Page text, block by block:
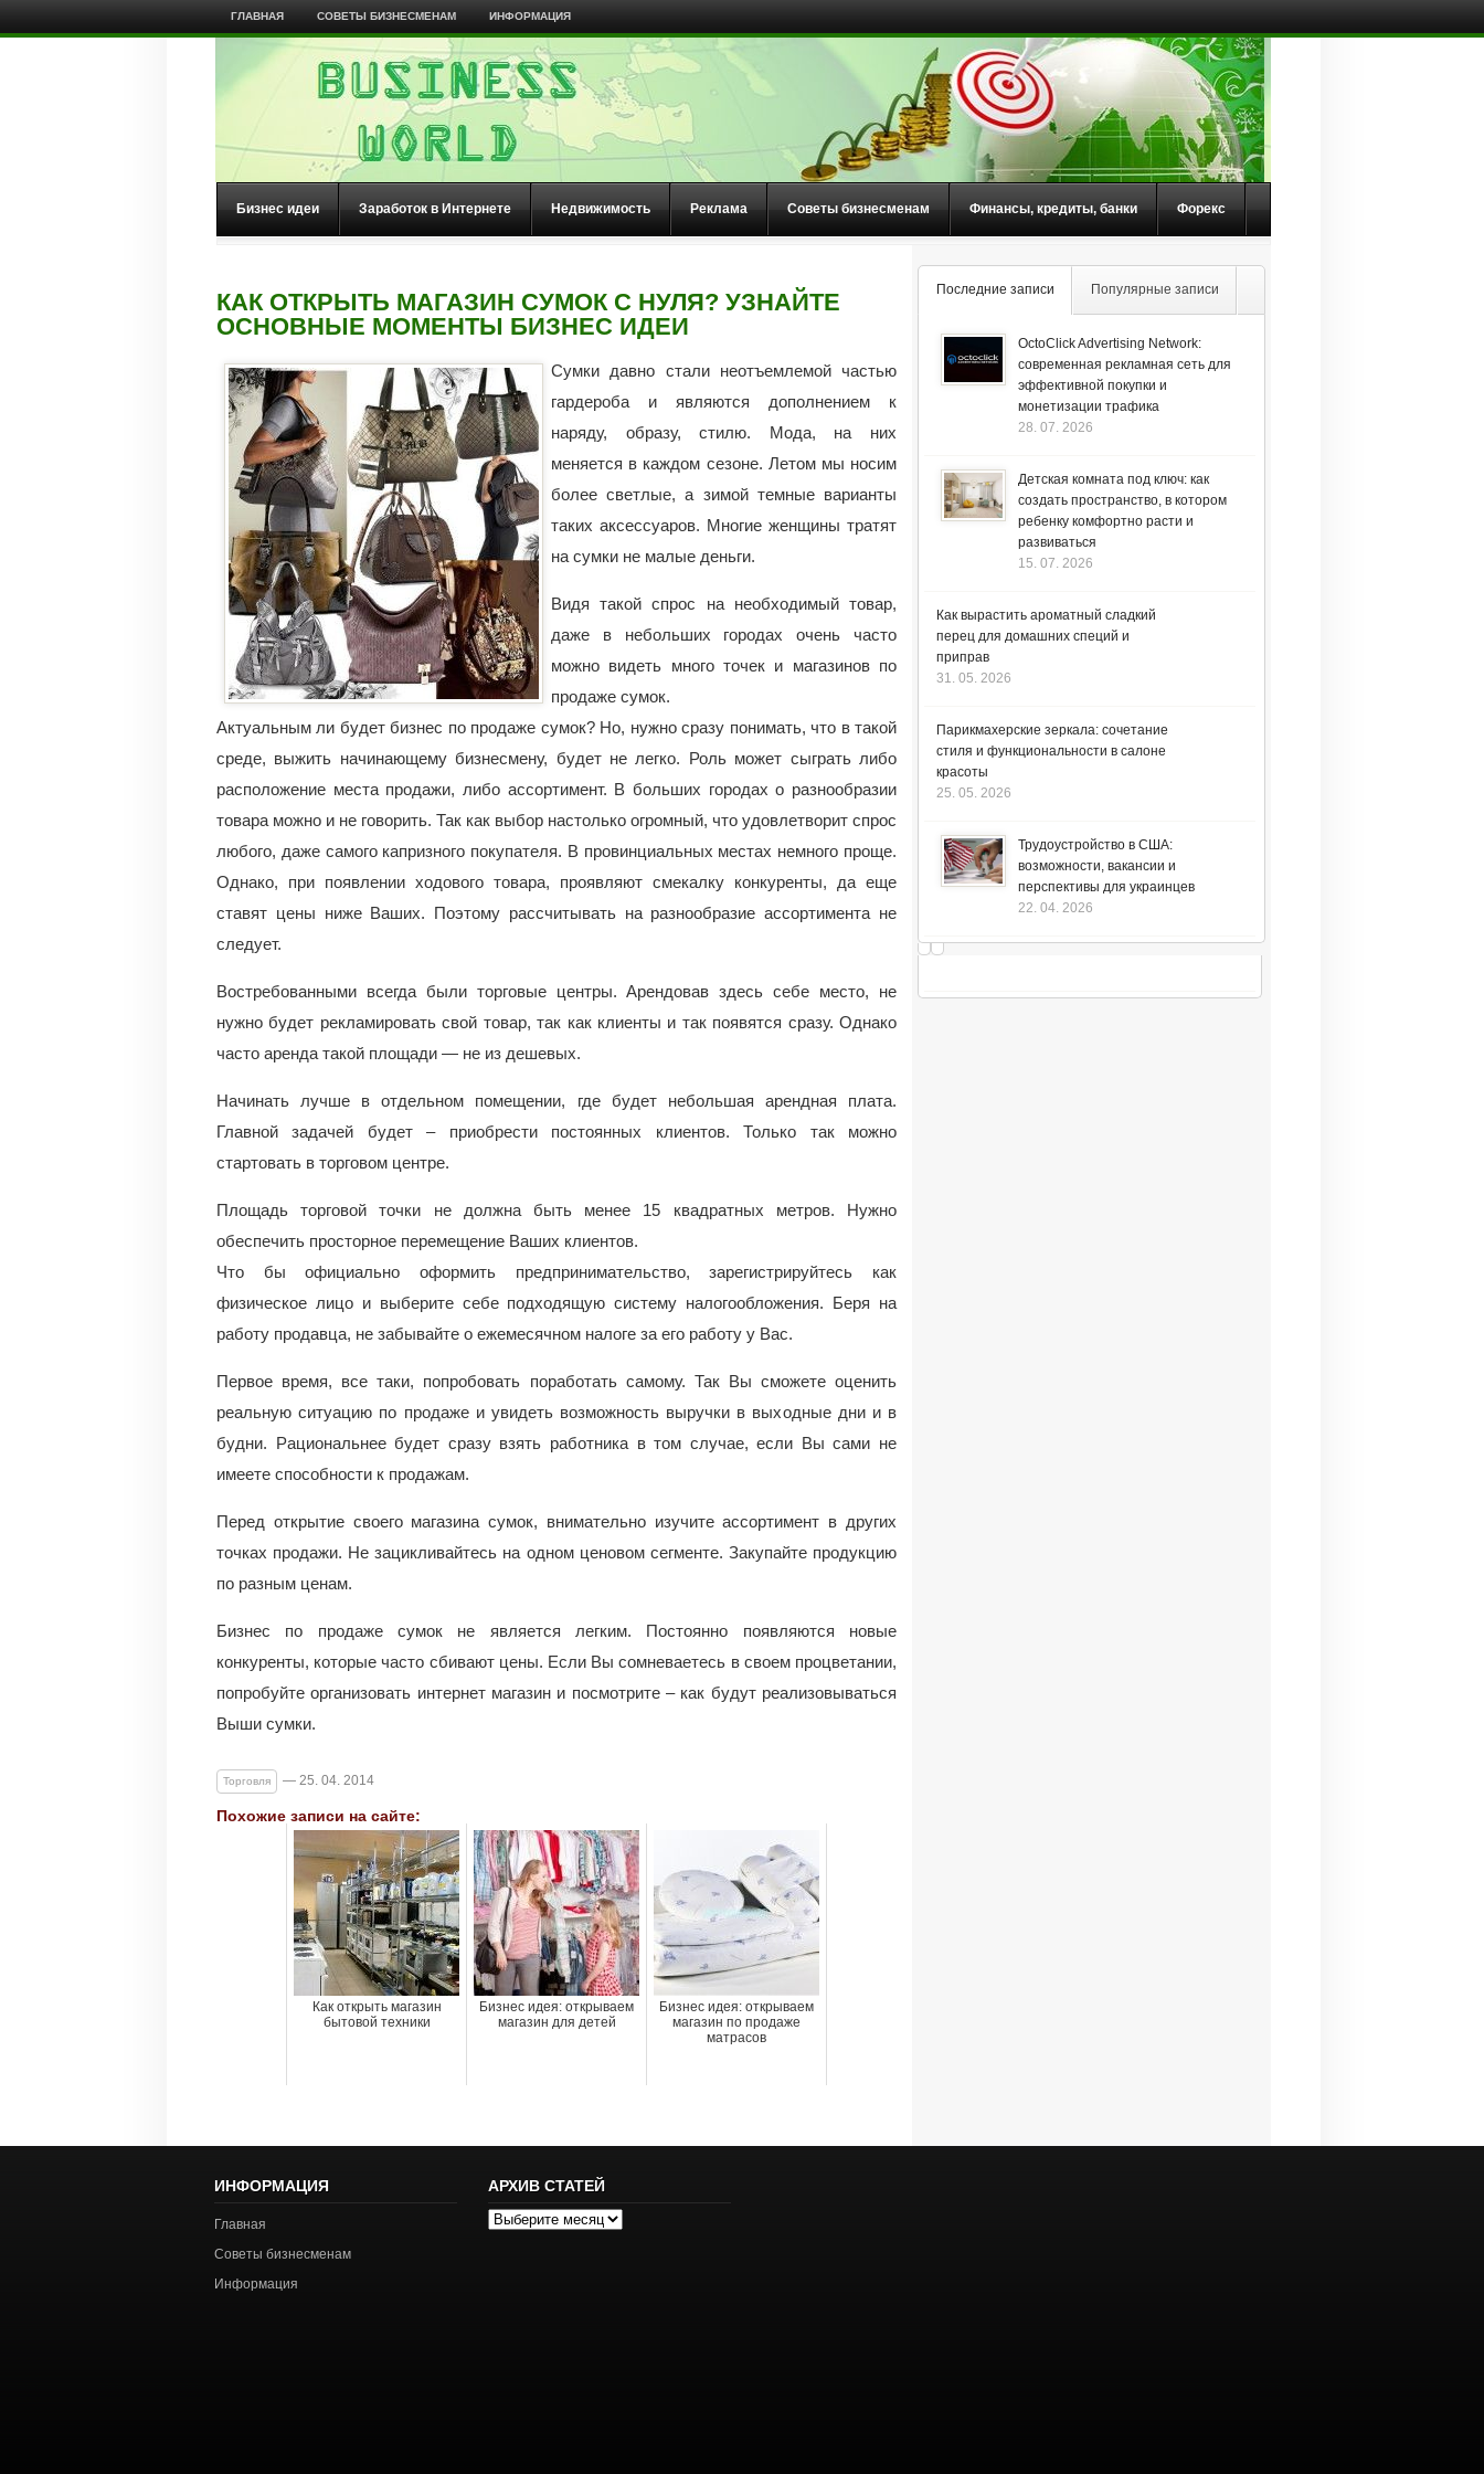
ГЛАВНАЯ СОВЕТЫ БИЗНЕСМЕНАМ ИНФОРМАЦИЯ
Бизнес идеи Заработок в Интернете Недвижимость Реклама Советы бизнесменам Финансы, кредиты, банки Форекс
КАК ОТКРЫТЬ МАГАЗИН СУМОК С НУЛЯ? УЗНАЙТЕ
ОСНОВНЫЕ МОМЕНТЫ БИЗНЕС ИДЕИ
Сумки давно стали неотъемлемой частью
гардероба и являются дополнением к
наряду, образу, стилю. Мода, на них
меняется в каждом сезоне. Летом мы носим
более светлые, а зимой темные варианты
таких аксессуаров. Многие женщины тратят
на сумки не малые деньги.
Видя такой спрос на необходимый товар,
даже в небольших городах очень часто
можно видеть много точек и магазинов по
продаже сумок.
Актуальным ли будет бизнес по продаже сумок? Но, нужно сразу понимать, что в такой
среде, выжить начинающему бизнесмену, будет не легко. Роль может сыграть либо
расположение места продажи, либо ассортимент. В больших городах о разнообразии
товара можно и не говорить. Так как выбор настолько огромный, что удовлетворит спрос
любого, даже самого капризного покупателя. В провинциальных местах немного проще.
Однако, при появлении ходового товара, проявляют смекалку конкуренты, да еще
ставят цены ниже Ваших. Поэтому рассчитывать на разнообразие ассортимента не
следует.
Востребованными всегда были торговые центры. Арендовав здесь себе место, не
нужно будет рекламировать свой товар, так как клиенты и так появятся сразу. Однако
часто аренда такой площади — не из дешевых.
Начинать лучше в отдельном помещении, где будет небольшая арендная плата.
Главной задачей будет – приобрести постоянных клиентов. Только так можно
стартовать в торговом центре.
Площадь торговой точки не должна быть менее 15 квадратных метров. Нужно
обеспечить просторное перемещение Ваших клиентов.
Что бы официально оформить предпринимательство, зарегистрируйтесь как
физическое лицо и выберите себе подходящую систему налогообложения. Беря на
работу продавца, не забывайте о ежемесячном налоге за его работу у Вас.
Первое время, все таки, попробовать поработать самому. Так Вы сможете оценить
реальную ситуацию по продаже и увидеть возможность выручки в выходные дни и в
будни. Рациональнее будет сразу взять работника в том случае, если Вы сами не
имеете способности к продажам.
Перед открытие своего магазина сумок, внимательно изучите ассортимент в других
точках продажи. Не зацикливайтесь на одном ценовом сегменте. Закупайте продукцию
по разным ценам.
Бизнес по продаже сумок не является легким. Постоянно появляются новые
конкуренты, которые часто сбивают цены. Если Вы сомневаетесь в своем процветании,
попробуйте организовать интернет магазин и посмотрите – как будут реализовываться
Выши сумки.
Торговля — 25. 04. 2014
Похожие записи на сайте:
Как открыть магазин
бытовой техники
Бизнес идея: открываем
магазин для детей
Бизнес идея: открываем
магазин по продаже
матрасов
Последние записи Популярные записи
OctoClick Advertising Network:
современная рекламная сеть для
эффективной покупки и
монетизации трафика
28. 07. 2026
Детская комната под ключ: как
создать пространство, в котором
ребенку комфортно расти и
развиваться
15. 07. 2026
Как вырастить ароматный сладкий
перец для домашних специй и
приправ
31. 05. 2026
Парикмахерские зеркала: сочетание
стиля и функциональности в салоне
красоты
25. 05. 2026
Трудоустройство в США:
возможности, вакансии и
перспективы для украинцев
22. 04. 2026
ИНФОРМАЦИЯ
Главная
Советы бизнесменам
Информация
АРХИВ СТАТЕЙ
Архив